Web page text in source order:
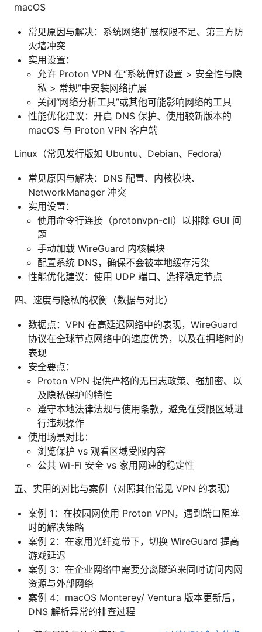
macOS
常见原因与解决：系统网络扩展权限不足、第三方防
火墙冲突
实用设置：
允许 Proton VPN 在“系统偏好设置 > 安全性与隐
私 > 常规”中安装网络扩展
关闭“网络分析工具”或其他可能影响网络的工具
性能优化建议：开启 DNS 保护、使用较新版本的
macOS 与 Proton VPN 客户端
Linux（常见发行版如 Ubuntu、Debian、Fedora）
常见原因与解决：DNS 配置、内核模块、
NetworkManager 冲突
实用设置：
使用命令行连接（protonvpn-cli）以排除 GUI 问
题
手动加载 WireGuard 内核模块
配置系统 DNS，确保不会被本地缓存污染
性能优化建议：使用 UDP 端口、选择稳定节点
四、速度与隐私的权衡（数据与对比）
数据点：VPN 在高延迟网络中的表现，WireGuard
协议在全球节点网络中的速度优势，以及在拥堵时的
表现
安全要点：
Proton VPN 提供严格的无日志政策、强加密、以
及隐私保护的特性
遵守本地法律法规与使用条款，避免在受限区域进
行违规操作
使用场景对比：
浏览保护 vs 观看区域受限内容
公共 Wi-Fi 安全 vs 家用网速的稳定性
五、实用的对比与案例（对照其他常见 VPN 的表现）
案例 1：在校园网使用 Proton VPN，遇到端口阻塞
时的解决策略
案例 2：在家用光纤宽带下，切换 WireGuard 提高
游戏延迟
案例 3：在企业网络中需要分离隧道来同时访问内网
资源与外部网络
案例 4：macOS Monterey/ Ventura 版本更新后，
DNS 解析异常的排查过程